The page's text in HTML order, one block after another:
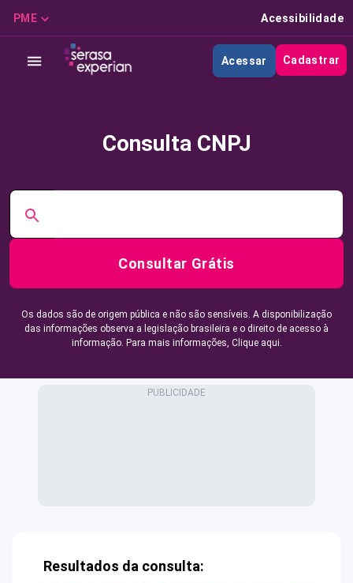
PME Acessibilidade
Acessar Cadastrar
Consulta CNPJ
Consultar Grátis
Os dados são de origem pública e não são sensíveis. A disponibilização
das informações observa a legislação brasileira e o direito de acesso à
informação. Para mais informações, Clique aqui.
Resultados da consulta: